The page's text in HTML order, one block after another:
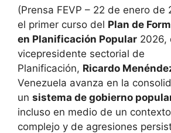
(Prensa FEVP – 22 de enero de
el primer curso del Plan de
en Planificación Popular 2026,
vicepresidente sectorial de
Planificación, Ricardo
Venezuela avanza en la
un sistema de gobierno
incluso en medio de un
complejo y de agresiones